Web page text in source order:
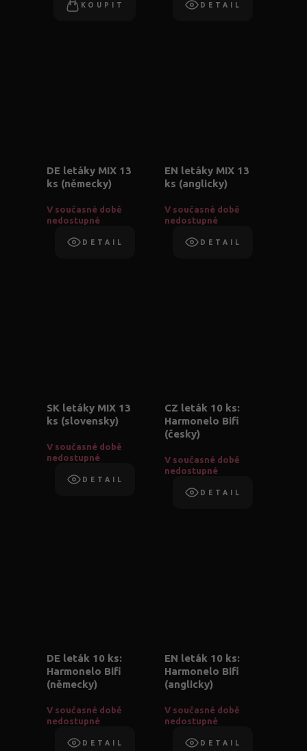
KOUPIT DETAIL
DE letáky MIX 13
ks (německy)
V současné době
nedostupné
DETAIL
EN letáky MIX 13
ks (anglicky)
V současné době
nedostupné
DETAIL
SK letáky MIX 13
ks (slovensky)
V současné době
nedostupné
DETAIL
CZ leták 10 ks:
Harmonelo Bifi
(česky)
V současné době
nedostupné
DETAIL
DE leták 10 ks:
Harmonelo Bifi
(německy)
V současné době
nedostupné
DETAIL
EN leták 10 ks:
Harmonelo Bifi
(anglicky)
V současné době
nedostupné
DETAIL